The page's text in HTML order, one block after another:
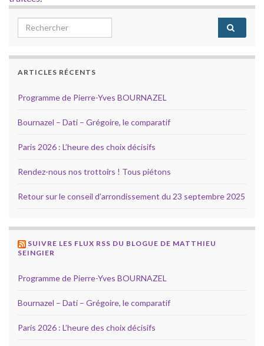
Search for:
ARTICLES RÉCENTS
Programme de Pierre-Yves BOURNAZEL
Bournazel – Dati – Grégoire, le comparatif
Paris 2026 : L’heure des choix décisifs
Rendez-nous nos trottoirs ! Tous piétons
Retour sur le conseil d’arrondissement du 23 septembre 2025
SUIVRE LES FLUX RSS DU BLOGUE DE MATTHIEU
SEINGIER
Programme de Pierre-Yves BOURNAZEL
Bournazel – Dati – Grégoire, le comparatif
Paris 2026 : L’heure des choix décisifs